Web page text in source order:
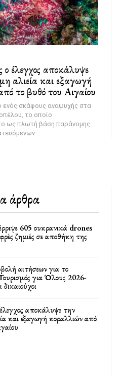
έλεγχος αποκάλυψε
αλιεία και εξαγωγή
το βυθό του Αιγαίου
ενός σκάφους αναψυχής στα
το οποίο
ως πλωτή βάση παράνομης
άρθρα
605 ουκρανικά drones
ζημιές σε αποθήκη της
αιτήσεων για το
για Όλους 2026-
αποκάλυψε την
και εξαγωγή κοραλλιών από